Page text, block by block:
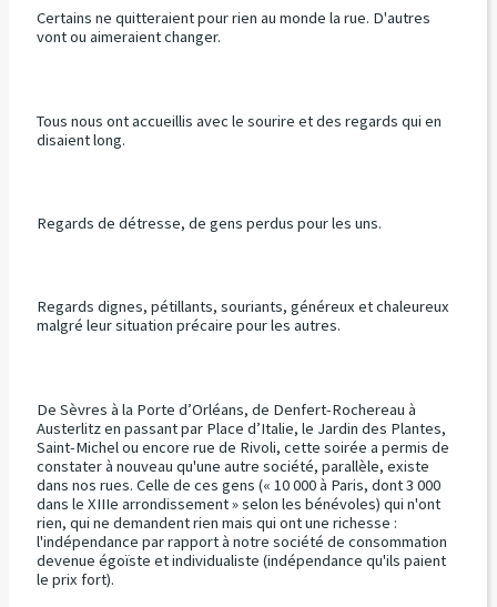
Certains ne quitteraient pour rien au monde la rue. D'autres
vont ou aimeraient changer.
Tous nous ont accueillis avec le sourire et des regards qui en
disaient long.
Regards de détresse, de gens perdus pour les uns.
Regards dignes, pétillants, souriants, généreux et chaleureux
malgré leur situation précaire pour les autres.
De Sèvres à la Porte d’Orléans, de Denfert-Rochereau à
Austerlitz en passant par Place d’Italie, le Jardin des Plantes,
Saint-Michel ou encore rue de Rivoli, cette soirée a permis de
constater à nouveau qu'une autre société, parallèle, existe
dans nos rues. Celle de ces gens (« 10 000 à Paris, dont 3 000
dans le XIIIe arrondissement » selon les bénévoles) qui n'ont
rien, qui ne demandent rien mais qui ont une richesse :
l'indépendance par rapport à notre société de consommation
devenue égoïste et individualiste (indépendance qu'ils paient
le prix fort).